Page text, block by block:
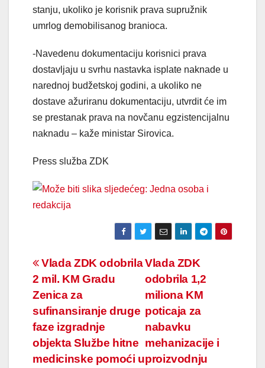
stanju, ukoliko je korisnik prava supružnik
umrlog demobilisanog branioca.
-Navedenu dokumentaciju korisnici prava
dostavljaju u svrhu nastavka isplate naknade u
narednoj budžetskoj godini, a ukoliko ne
dostave ažuriranu dokumentaciju, utvrdit će im
se prestanak prava na novčanu egzistencijalnu
naknadu – kaže ministar Sirovica.
Press služba ZDK
Navigacija
članaka
Vlada ZDK
odobrila 1,2
miliona KM
poticaja za
nabavku
mehanizacije i
proizvodnju
Vlada ZDK odobrila
2 mil. KM Gradu
Zenica za
sufinansiranje druge
faze izgradnje
objekta Službe hitne
medicinske pomoći u